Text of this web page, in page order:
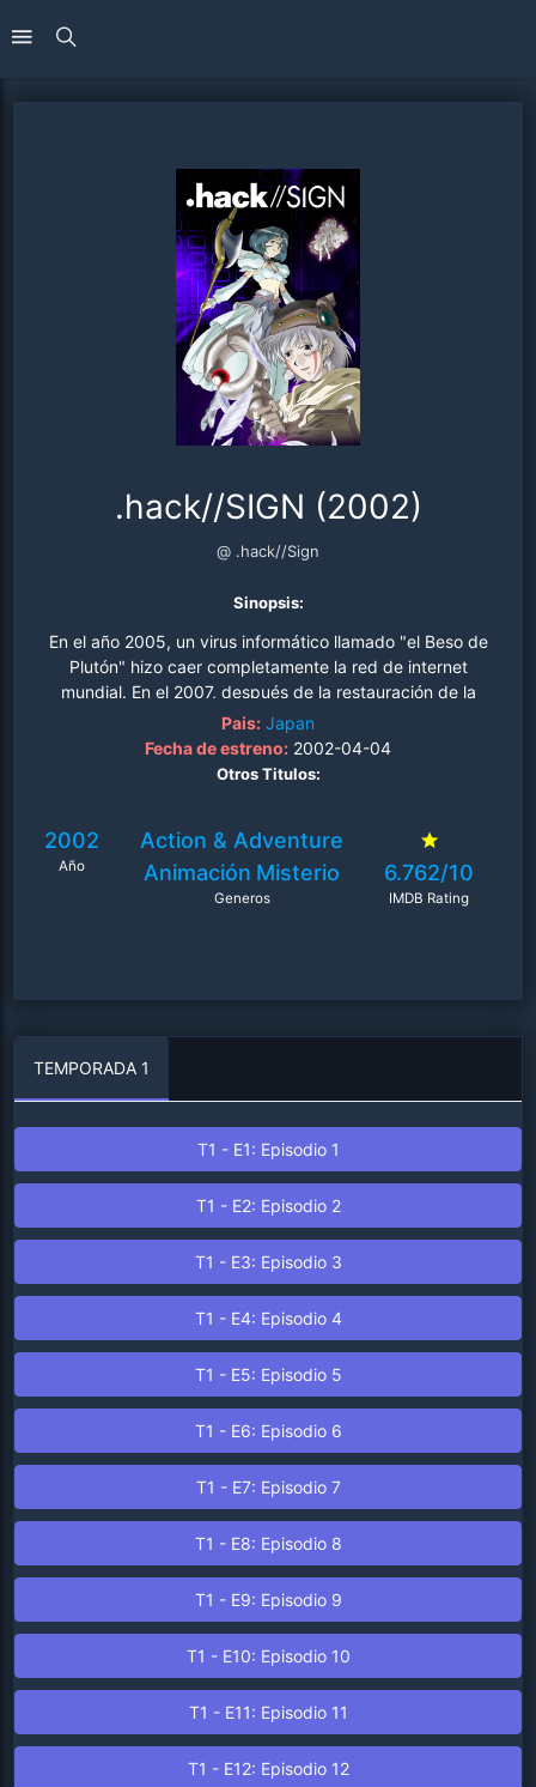
.hack//SIGN (2002)
@ .hack//Sign
Sinopsis:
En el año 2005, un virus informático llamado "el Beso de
Plutón" hizo caer completamente la red de internet
mundial. En el 2007, después de la restauración de la
red, se creó y se puso a la venta un juego online
(MMORPG) llamado "El Mundo". El anime se centra
principalmente en Tsukasa, quien obtiene un poder que
oler, tocar, ver y oír todo tal y como si él estuviera
realmente allí. Intenta desconectar pero falla en ello.
Siendo incapaz de recordar qué paso antes de
objeto mágico que concede el poder de usar este
temido "Guardián" que le protegerá de todo daño..
Pais: Japan
Fecha de estreno: 2002-04-04
Otros Titulos:
2002
Año
Action & Adventure
Animación Misterio
Generos
6.762/10
IMDB Rating
TEMPORADA 1
T1 - E1: Episodio 1
T1 - E2: Episodio 2
T1 - E3: Episodio 3
T1 - E4: Episodio 4
T1 - E5: Episodio 5
T1 - E6: Episodio 6
T1 - E7: Episodio 7
T1 - E8: Episodio 8
T1 - E9: Episodio 9
T1 - E10: Episodio 10
T1 - E11: Episodio 11
T1 - E12: Episodio 12